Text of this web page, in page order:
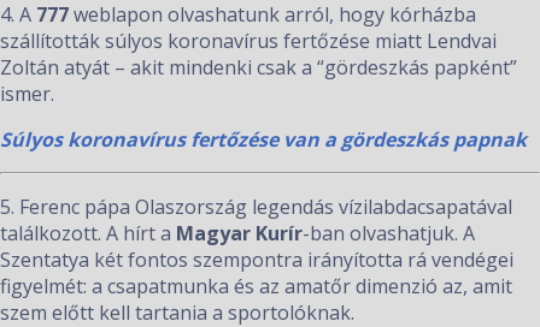
4. A 777weblapon olvashatunk arról, hogy kórházba
szállították súlyos koronavírus fertőzése miatt Lendvai
Zoltán atyát – akit mindenki csak a “gördeszkás papként”
ismer.
Súlyos koronavírus fertőzése van a gördeszkás papnak
5. Ferenc pápa Olaszország legendás vízilabdacsapatával
találkozott. A hírt a Magyar Kurír-ban olvashatjuk. A
Szentatya két fontos szempontra irányította rá vendégei
figyelmét: a csapatmunka és az amatőr dimenzió az, amit
szem előtt kell tartania a sportolóknak.